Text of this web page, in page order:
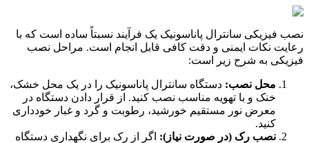
نصب فیزیکی سانترال پاناسونیک یک فرآیند نسبتاً ساده است که با
رعایت نکات ایمنی و دقت کافی قابل انجام است. مراحل نصب
فیزیکی به شرح زیر است:
محل نصب: دستگاه سانترال پاناسونیک را در یک محل خشک،
خنک و با تهویه مناسب نصب کنید. از قرار دادن دستگاه در
معرض نور مستقیم خورشید، رطوبت و گرد و غبار خودداری
کنید.
نصب رک (در صورت نیاز): اگر از رک برای نگهداری دستگاه